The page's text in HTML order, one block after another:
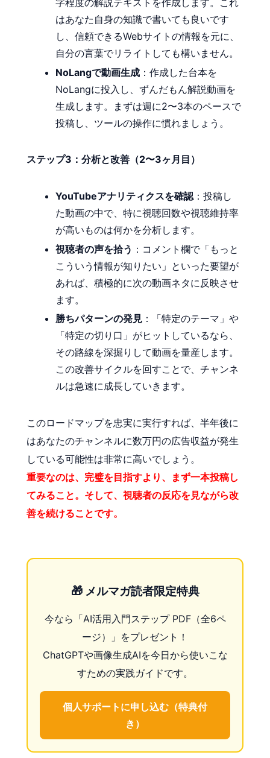
字程度の解説テキストを作成します。これ
はあなた自身の知識で書いても良いです
し、信頼できるWebサイトの情報を元に、
自分の言葉でリライトしても構いません。
NoLangで動画生成 ：作成した台本を
NoLangに投入し、ずんだもん解説動画を
生成します。まずは週に2〜3本のペースで
投稿し、ツールの操作に慣れましょう。
ステップ3：分析と改善（2〜3ヶ月目）
YouTubeアナリティクスを確認：投稿し
た動画の中で、特に視聴回数や視聴維持率
が高いものは何かを分析します。
視聴者の声を拾う ：コメント欄で「もっと
こういう情報が知りたい」といった要望が
あれば、積極的に次の動画ネタに反映させ
ます。
勝ちパターンの発見 ：「特定のテーマ」や
「特定の切り口」がヒットしているなら、
その路線を深掘りして動画を量産します。
この改善サイクルを回すことで、チャンネ
ルは急速に成長していきます。
このロードマップを忠実に実行すれば、半年後に
はあなたのチャンネルに数万円の広告収益が発生
している可能性は非常に高いでしょう。
重要なのは、完璧を目指すより、まず一本投稿し
てみること。そして、視聴者の反応を見ながら改
善を続けることです。
🎁 メルマガ読者限定特典
今なら「AI活用入門ステップ PDF（全6ペ
ージ）」をプレゼント！
ChatGPTや画像生成AIを今日から使いこな
すための実践ガイドです。
個人サポートに申し込む（特典付
き）